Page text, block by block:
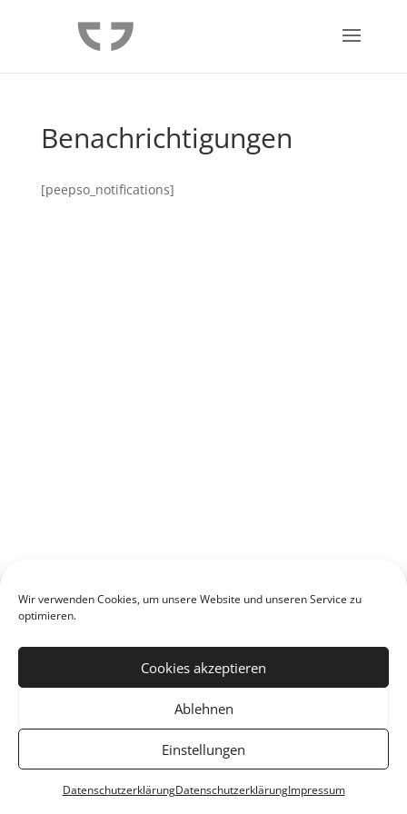
Wir verwenden Cookies, um unsere Website und unseren Service zu
optimieren.
Cookies akzeptieren
Ablehnen
Einstellungen
DatenschutzerklärungDatenschutzerklärungImpressum
Benachrichtigungen
[peepso_notifications]